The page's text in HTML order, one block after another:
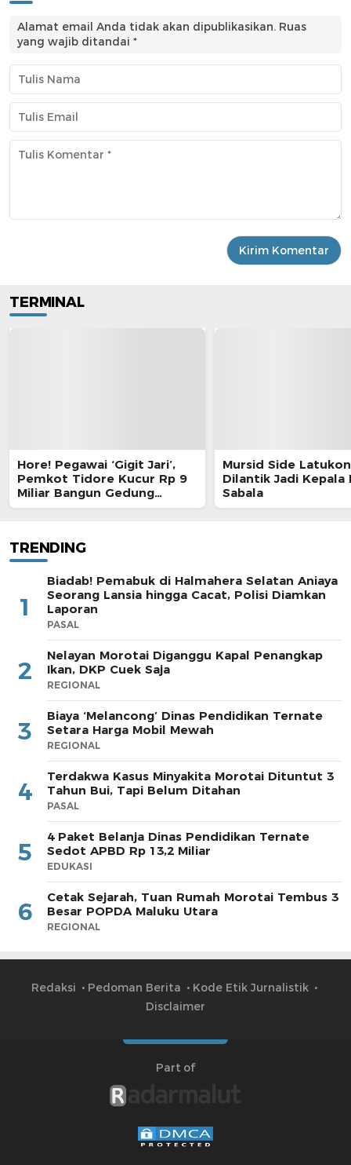
Alamat email Anda tidak akan dipublikasikan. Ruas
yang wajib ditandai *
TERMINAL
Hore! Pegawai ‘Gigit Jari’,
Pemkot Tidore Kucur Rp 9
Miliar Bangun Gedung
Kepolisian
Mursid Side
Dilantik Jadi Kepala
Sabala
TRENDING
1
Biadab! Pemabuk di Halmahera Selatan Aniaya
Seorang Lansia hingga Cacat, Polisi Diamkan
Laporan
PASAL
2
Nelayan Morotai Diganggu Kapal Penangkap
Ikan, DKP Cuek Saja
REGIONAL
3
Biaya ‘Melancong’ Dinas Pendidikan Ternate
Setara Harga Mobil Mewah
REGIONAL
4
Terdakwa Kasus Minyakita Morotai Dituntut 3
Tahun Bui, Tapi Belum Ditahan
PASAL
5
4 Paket Belanja Dinas Pendidikan Ternate
Sedot APBD Rp 13,2 Miliar
EDUKASI
6
Cetak Sejarah, Tuan Rumah Morotai Tembus 3
Besar POPDA Maluku Utara
REGIONAL
Redaksi Pedoman Berita
Kode Etik Jurnalistik
Disclaimer
Part of